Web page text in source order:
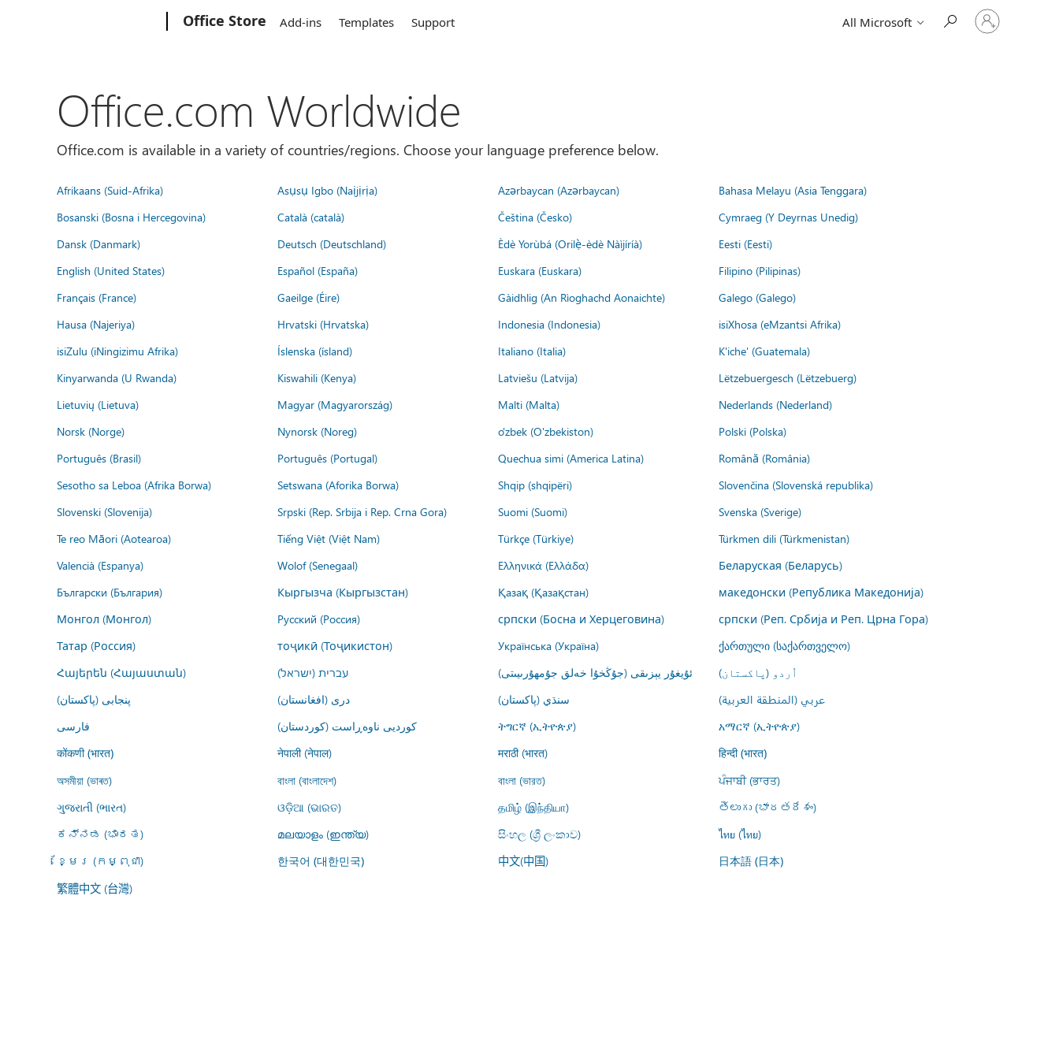
Office Store Add-ins Templates Support All Microsoft
Sign
in
Office.com Worldwide
Office.com is available in a variety of countries/regions. Choose your language preference below.
Afrikaans (Suid-Afrika) Asụsụ Igbo (Naịjịrịa) Azərbaycan (Azərbaycan)
Bahasa Melayu (Asia Tenggara)
Bosanski (Bosna i Hercegovina)
Català (català) Čeština (Česko)
Cymraeg (Y Deyrnas Unedig)
Dansk (Danmark)
Deutsch (Deutschland) Èdè Yorùbá (Orilẹ̀-èdè Nàìjíríà)
Eesti (Eesti)
English (United States)
Español (España) Euskara (Euskara)
Filipino (Pilipinas)
Français (France)
Gaeilge (Éire) Gàidhlig (An Rìoghachd Aonaichte)
Galego (Galego)
Hausa (Najeriya)
Hrvatski (Hrvatska) Indonesia (Indonesia)
isiXhosa (eMzantsi Afrika)
isiZulu (iNingizimu Afrika)
Íslenska (ísland) Italiano (Italia)
K'iche' (Guatemala)
Kinyarwanda (U Rwanda)
Kiswahili (Kenya) Latviešu (Latvija)
Lëtzebuergesch (Lëtzebuerg)
Lietuvių (Lietuva)
Magyar (Magyarország) Malti (Malta)
Nederlands (Nederland)
Norsk (Norge)
Nynorsk (Noreg) o'zbek (O'zbekiston)
Polski (Polska)
Português (Brasil)
Português (Portugal) Quechua simi (America Latina)
Română (România)
Sesotho sa Leboa (Afrika Borwa)
Setswana (Aforika Borwa) Shqip (shqipëri)
Slovenčina (Slovenská republika)
Slovenski (Slovenija)
Srpski (Rep. Srbija i Rep. Crna Gora) Suomi (Suomi)
Svenska (Sverige)
Te reo Māori (Aotearoa)
Tiếng Việt (Việt Nam) Türkçe (Türkiye)
Türkmen dili (Türkmenistan)
Valencià (Espanya)
Wolof (Senegaal) Ελληνικά (Ελλάδα)
Беларуская (Беларусь)
Български (България)
Кыргызча (Кыргызстан) Қазақ (Қазақстан)
македонски (Република Македонија)
Монгол (Монгол)
Русский (Россия) српски (Босна и Херцеговина)
српски (Реп. Србија и Реп. Црна Гора)
Татар (Россия)
тоҷикӣ (Тоҷикистон) Українська (Україна)
ქართული (საქართველო)
Հայերեն (Հայաստան)
עברית (ישראל) ئۇيغۇر يېزىقى (جۇڭخۇا خەلق جۇمھۇرىيىتى)
اُردو (پاکستان)
پنجابی (پاکستان)
درى (افغانستان) سنڌي (پاکستان)
عربي (المنطقة العربية)
فارسى
کوردیی ناوەڕاست (کوردستان) ትግርኛ (ኢትዮጵያ) አማርኛ (ኢትዮጵያ)
कोंकणी (भारत) नेपाली (नेपाल) मराठी (भारत) हिन्दी (भारत)
অসমীয়া (ভাৰত) বাংলা (বাংলাদেশ) বাংলা (ভারত)
ਪੰਜਾਬੀ (ਭਾਰਤ)
ગુજરાતી (ભારત)
ଓଡ଼ିଆ (ଭାରତ) தமிழ் (இந்தியா)
తెలుగు (భారతదేశం)
ಕನ್ನಡ (ಭಾರತ)
മലയാളം (ഇന്ത്യ) සිංහල (ශ්‍රී ලංකාව)
ไทย (ไทย)
ខ្មែរ (កម្ពុជា)
한국어 (대한민국) 中文(中国) 日本語 (日本)
繁體中文 (台灣)